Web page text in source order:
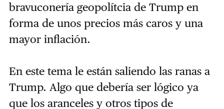
bravuconería geopolítcia de Trump en
forma de unos precios más caros y una
mayor inflación.
En este tema le están saliendo las ranas a
Trump. Algo que debería ser lógico ya
que los aranceles y otros tipos de